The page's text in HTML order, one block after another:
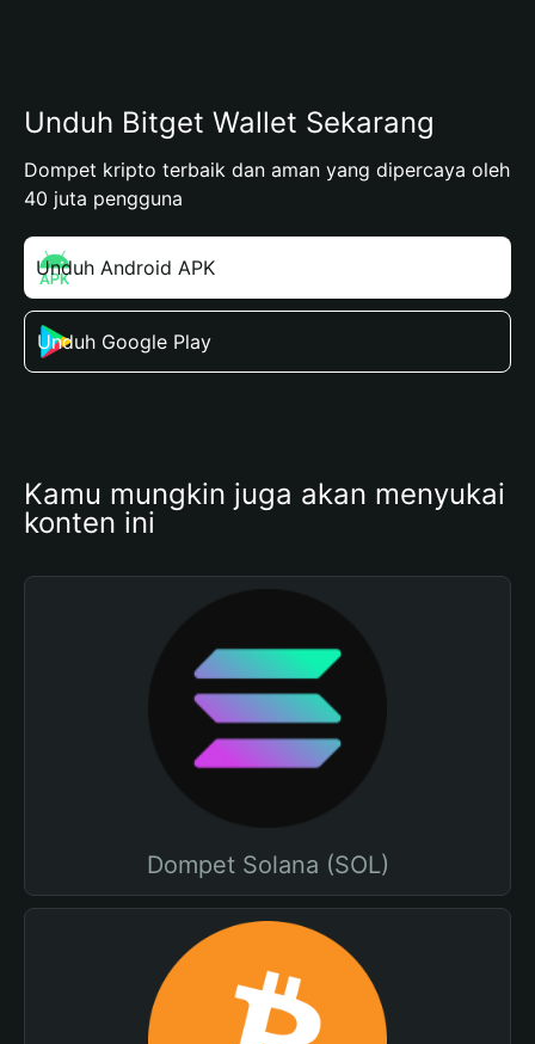
Unduh Bitget Wallet Sekarang
Dompet kripto terbaik dan aman yang dipercaya oleh
40 juta pengguna
Unduh Android APK
Unduh Google Play
Kamu mungkin juga akan menyukai
konten ini
Dompet Solana (SOL)